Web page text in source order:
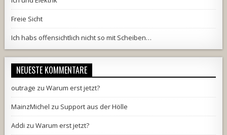
Freie Sicht
Ich habs offensichtlich nicht so mit Scheiben…
NEUESTE KOMMENTARE
outrage zuWarum erst jetzt?
MainzMichel zu Support aus der Hölle
Addi zuWarum erst jetzt?